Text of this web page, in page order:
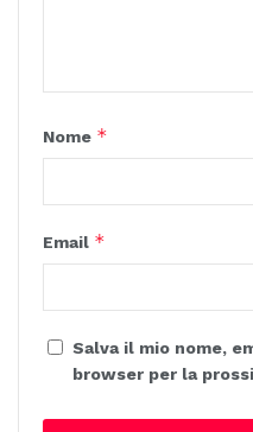
Nome *
Email *
Salva il mio nome,
browser per la